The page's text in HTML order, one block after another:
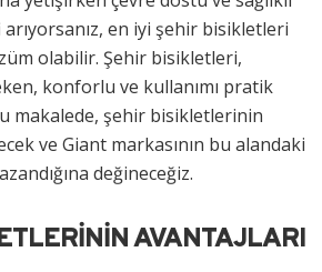
en iyi şehir bisikletleri
olabilir. Şehir bisikletleri,
konforlu ve kullanımı pratik
makalede, şehir bisikletlerinin
ve Giant markasının bu alandaki
değineceğiz.
AVANTAJLARI
Gravel Hoodie
Statement Bisiklet Forması